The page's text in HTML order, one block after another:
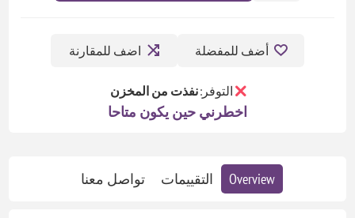
أضف للمفضلة اضف للمقارنة
التوفر:نفذت من المخزن
اخطرني حين يكون متاحا
Overview التقييمات تواصل معنا